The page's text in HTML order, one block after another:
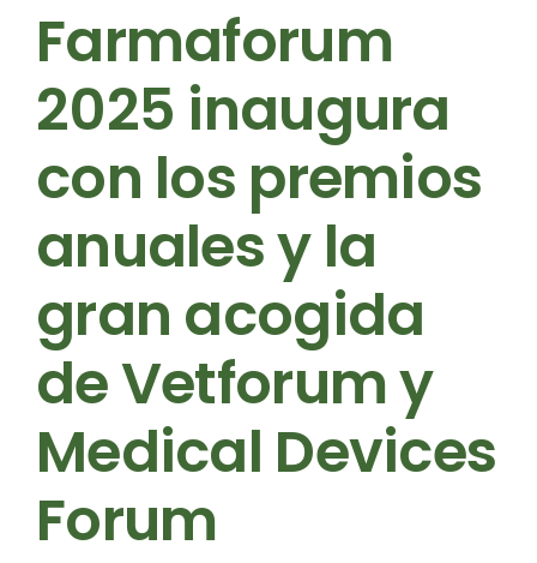
Farmaforum
2025 inaugura
con los premios
anuales y la
gran acogida
de Vetforum y
Medical Devices
Forum